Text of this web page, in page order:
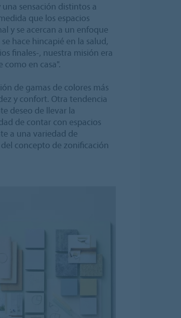
sensación distintos a
que los espacios
y se acercan a un enfoque
hace hincapié en la salud,
finales-, nuestra misión era
como en casa".
de gamas de colores más
y confort. Otra tendencia
deseo de llevar la
de contar con espacios
a una variedad de
concepto de zonificación